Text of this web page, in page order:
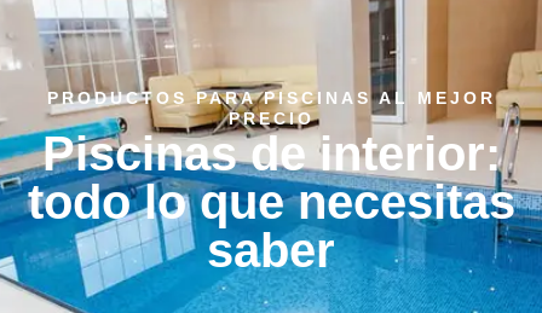
PRODUCTOS PARA PISCINAS AL MEJOR
PRECIO
Piscinas de interior:
todo lo que necesitas
saber